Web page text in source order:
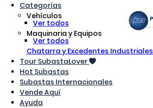
Categorías
Vehículos
Ver todos
Maquinaria y Equipos
Ver todos
Chatarra y Excedentes Industriales
Tour SubastaLover
Hot Subastas
Subastas Internacionales
Vende Aquí
Ayuda